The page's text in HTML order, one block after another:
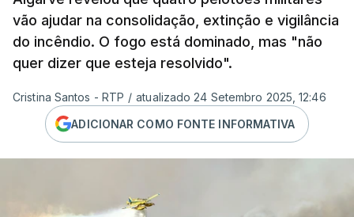
vão ajudar na consolidação, extinção e vigilância
do incêndio. O fogo está dominado, mas "não
quer dizer que esteja resolvido".
Cristina Santos - RTP / atualizado 24 Setembro 2025, 12:46
ADICIONAR COMO FONTE INFORMATIVA